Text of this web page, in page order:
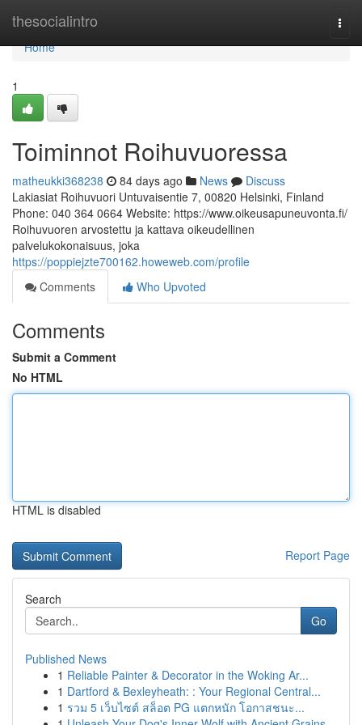
thesocialintro
Home
Home
1
Toiminnot Roihuvuoressa
matheukki368238 84 days ago News
Discuss
Lakiasiat Roihuvuori Untuvaisentie 7, 00820 Helsinki, Finland
Phone: 040 364 0664 Website: https://www.oikeusapuneuvonta.fi/
Roihuvuoren arvostettu ja kattava oikeudellinen
palvelukokonaisuus, joka
https://poppiejzte700162.howeweb.com/profile
Comments
Who Upvoted
Comments
Submit a Comment
No HTML
HTML is disabled
Report Page
Search
Go
Published News
1 Reliable Painter & Decorator in the Woking Ar...
1 Dartford & Bexleyheath: : Your Regional Central...
1 รวม 5 เว็บไซต์ สล็อต PG แตกหนัก โอกาสชนะ...